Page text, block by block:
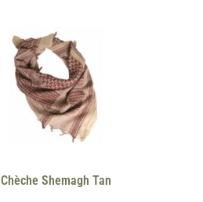
Chèche Shemagh Tan